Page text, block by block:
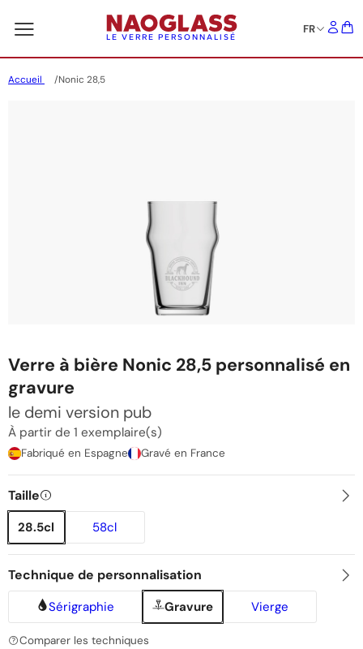
LE VERRE PERSONNALISÉ
FR
Accueil Nonic 28,5
Verre à bière Nonic 28,5 personnalisé en
gravure
le demi version pub
À partir de 1 exemplaire(s)
Fabriqué en Espagne Gravé en France
Taille
28.5cl 58cl
Technique de personnalisation
Sérigraphie Gravure Vierge
Comparer les techniques